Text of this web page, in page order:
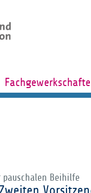
pauschalen Beihilfe